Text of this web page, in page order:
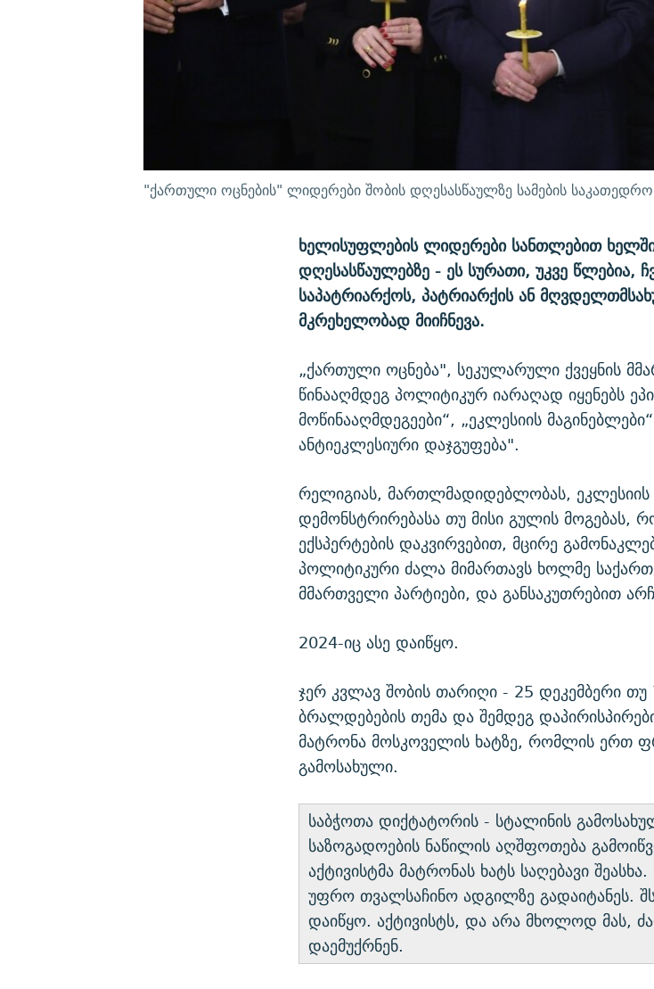
"ქართული ოცნების" ლიდერები შობის დღესასწაულზე სამების
​​​​​​​ხელისუფლების ლიდერები სანთლებით
დღესასწაულებზე - ეს სურათი, უკვე წლებია,
საპატრიარქოს, პატრიარქის ან
მკრეხელობად მიიჩნევა.
„ქართული ოცნება", სეკულარული ქვეყნის
წინააღმდეგ პოლიტიკურ იარაღად იყენებს
მოწინააღმდეგეები“, „ეკლესიის
ანტიეკლესიური დაჯგუფება".
რელიგიას, მართლმადიდებლობას, ეკლესიის
დემონსტრირებასა თუ მისი გულის მოგებას,
ექსპერტების დაკვირვებით, მცირე
პოლიტიკური ძალა მიმართავს ხოლმე
მმართველი პარტიები, და განსაკუთრებით
2024-იც ასე დაიწყო.
ჯერ კვლავ შობის თარიღი - 25 დეკემბერი თუ
ბრალდებების თემა და შემდეგ
მატრონა მოსკოველის ხატზე, რომლის ერთ
გამოსახული.
საბჭოთა დიქტატორის - სტალინის
საზოგადოების ნაწილის აღშფოთება
აქტივისტმა მატრონას ხატს საღებავი
უფრო თვალსაჩინო ადგილზე გადაიტანეს.
დაიწყო. აქტივისტს, და არა მხოლოდ მას,
დაემუქრნენ.